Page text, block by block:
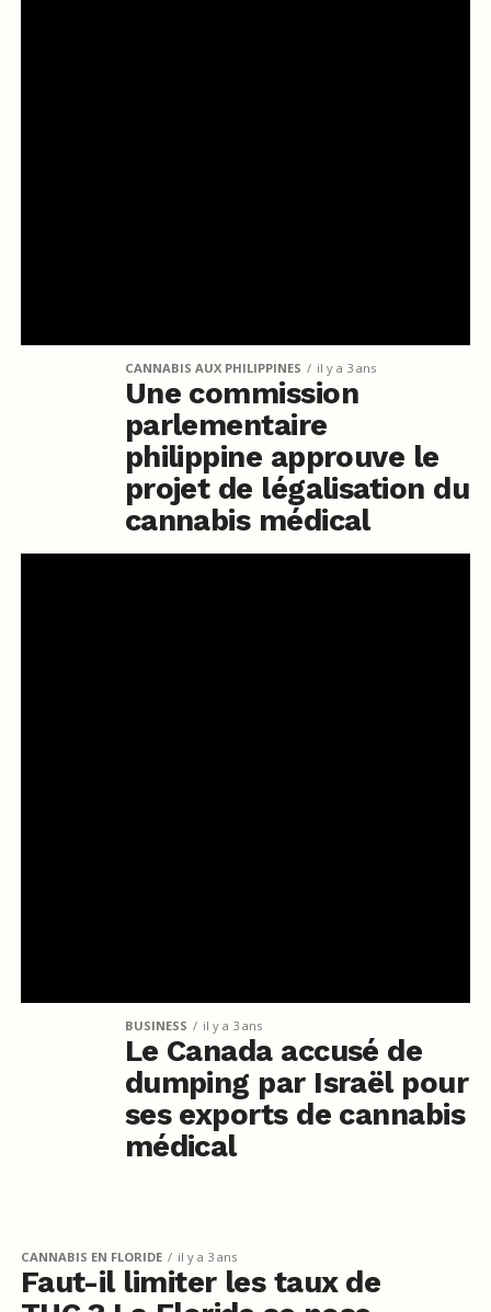
CANNABIS AUX PHILIPPINES il y a 3 ans
Une commission
parlementaire
philippine approuve le
projet de légalisation du
cannabis médical
BUSINESS il y a 3 ans
Le Canada accusé de
dumping par Israël pour
ses exports de cannabis
médical
CANNABIS EN FLORIDE il y a 3 ans
Faut-il limiter les taux de